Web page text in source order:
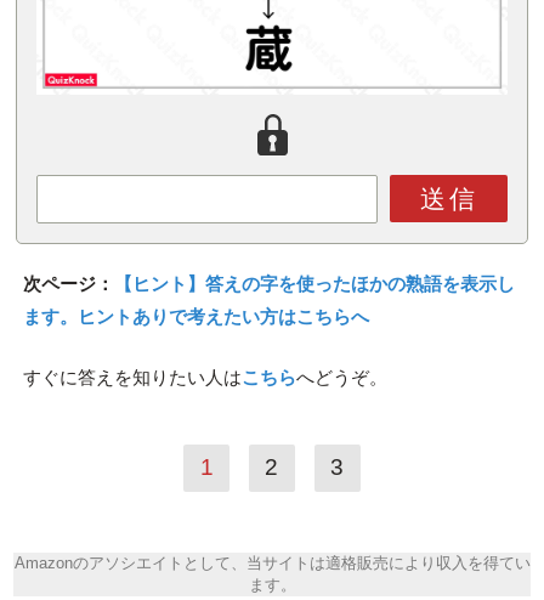
送信
次ページ：
【ヒント】答えの字を使ったほかの熟語を表示し
ます。ヒントありで考えたい方はこちらへ
すぐに答えを知りたい人はこちらへどうぞ。
1 2 3
Amazonのアソシエイトとして、当サイトは適格販売により収入を得てい
ます。